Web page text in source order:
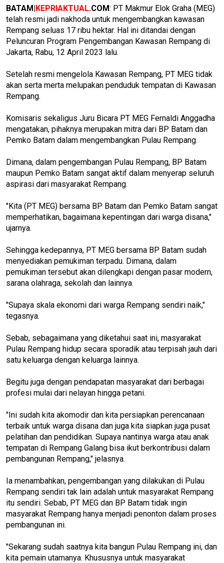
BATAM|KEPRIAKTUAL.COM: PT Makmur Elok Graha (MEG)
telah resmi jadi nakhoda untuk mengembangkan kawasan
Rempang seluas 17 ribu hektar. Hal ini ditandai dengan
Peluncuran Program Pengembangan Kawasan Rempang di
Jakarta, Rabu, 12 April 2023 lalu.
Setelah resmi mengelola Kawasan Rempang, PT MEG tidak
akan serta merta melupakan penduduk tempatan di Kawasan
Rempang.
Komisaris sekaligus Juru Bicara PT MEG Fernaldi Anggadha
mengatakan, pihaknya merupakan mitra dari BP Batam dan
Pemko Batam dalam mengembangkan Pulau Rempang.
Dimana, dalam pengembangan Pulau Rempang, BP Batam
maupun Pemko Batam sangat aktif dalam menyerap seluruh
aspirasi dari masyarakat Rempang.
"Kita (PT MEG) bersama BP Batam dan Pemko Batam sangat
memperhatikan, bagaimana kepentingan dari warga disana,"
ujarnya.
Sehingga kedepannya, PT MEG bersama BP Batam sudah
menyediakan pemukiman terpadu. Dimana, dalam
pemukiman tersebut akan dilengkapi dengan pasar modern,
sarana olahraga, sekolah dan lainnya.
"Supaya skala ekonomi dari warga Rempang sendiri naik,"
tegasnya.
Sebab, sebagaimana yang diketahui saat ini, masyarakat
Pulau Rempang hidup secara sporadik atau terpisah jauh dari
satu keluarga dengan keluarga lainnya.
Begitu juga dengan pendapatan masyarakat dari berbagai
profesi mulai dari nelayan hingga petani.
"Ini sudah kita akomodir dan kita persiapkan perencanaan
terbaik untuk warga disana dan juga kita siapkan juga pusat
pelatihan dan pendidikan. Supaya nantinya warga atau anak
tempatan di Rempang Galang bisa ikut berkontribusi dalam
pembangunan Rempang," jelasnya.
Ia menambahkan, pengembangan yang dilakukan di Pulau
Rempang sendiri tak lain adalah untuk masyarakat Rempang
itu sendiri. Sebab, PT MEG dan BP Batam tidak ingin
masyarakat Rempang hanya menjadi penonton dalam proses
pembangunan ini.
"Sekarang sudah saatnya kita bangun Pulau Rempang ini, dan
kita pemain utamanya. Khususnya untuk masyarakat